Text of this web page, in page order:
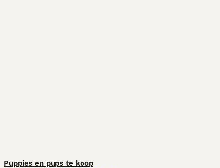
Puppies en pups te koop